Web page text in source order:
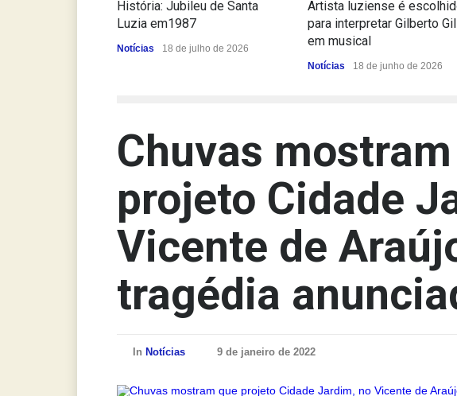
História: Jubileu de Santa
Luzia em1987
Notícias 18 de julho de 2026
Artista luziense é
para interpretar Gilberto Gil
em musical
Notícias 18 de junho de 2026
Chuvas
projeto Cidade
Vicente de
tragédia
In Notícias 9 de janeiro de 2022